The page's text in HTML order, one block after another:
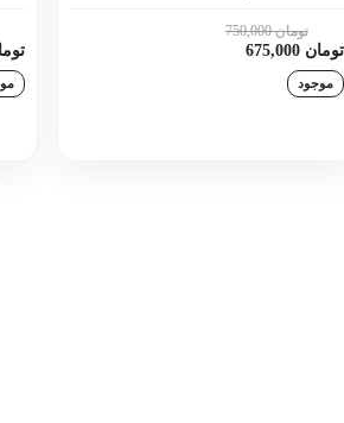
تومان 750,000
تومان 675,000
موجود
تومان